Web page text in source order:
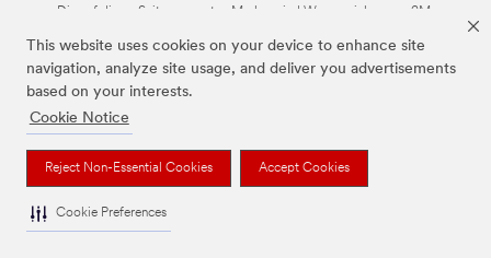
This website uses cookies on your device to enhance site
navigation, analyze site usage, and deliver you advertisements
based on your interests.
Cookie Notice
Reject Non-Essential Cookies Accept Cookies
Cookie Preferences
Die auf dieser Seite genannten Marken sind Warenzeichen von 3M.